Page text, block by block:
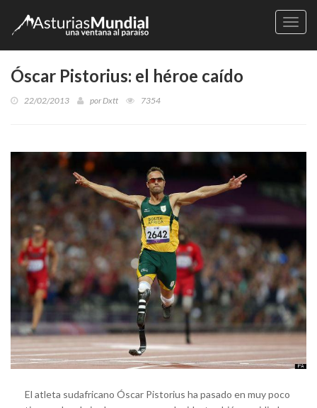
Óscar Pistorius: el héroe caído
22/02/2013 porDxtt 7354
El atleta sudafricano Óscar Pistorius ha pasado en muy poco